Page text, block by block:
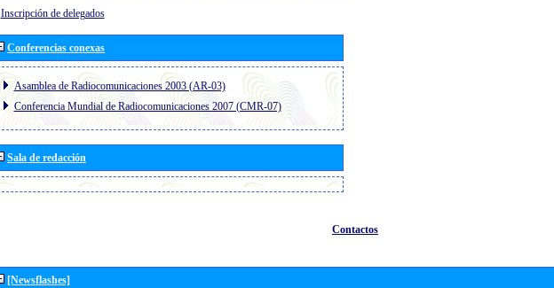
Inscripción de delegados
Conferencias conexas
Asamblea de Radiocomunicaciones 2003 (AR-03)
Conferencia Mundial de Radiocomunicaciones 2007 (CMR-07)
Sala de redacción
Contactos
[Newsflashes]